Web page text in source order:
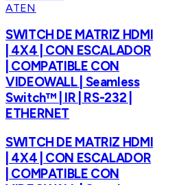
ATEN
SWITCH DE MATRIZ HDMI
| 4X4 | CON ESCALADOR
| COMPATIBLE CON
VIDEOWALL | Seamless
Switch™ | IR | RS-232 |
ETHERNET
SWITCH DE MATRIZ HDMI
| 4X4 | CON ESCALADOR
| COMPATIBLE CON